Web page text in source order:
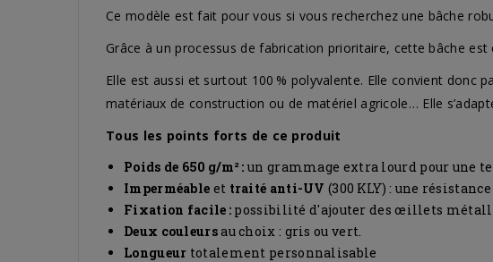
Ce modèle est fait pour vous si vous recherchez une bâche
Grâce à un processus de fabrication prioritaire, cette bâche
Elle est aussi et surtout 100 % polyvalente. Elle convient donc
matériaux de construction ou de matériel agricole… Elle
Tous les points forts de ce produit
Poids de 650 g/m² : un grammage extra lourd pour une
Imperméable et traité anti-UV (300 KLY) : une
Fixation facile : possibilité d'ajouter des œillets
Deux couleursau choix : gris ou vert.
Longueur totalement personnalisable